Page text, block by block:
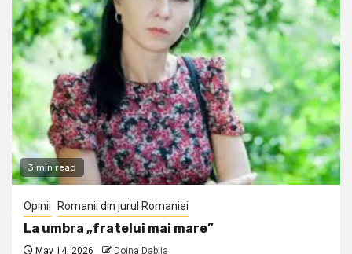
3 min read
Opinii Romanii din jurul Romaniei
La umbra „fratelui mai mare”
May 14, 2026 Doina Dabija